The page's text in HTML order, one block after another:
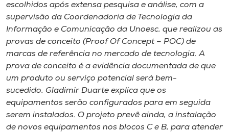
A+
A-
escolhidos após extensa pesquisa e análise, com a
supervisão da Coordenadoria de Tecnologia da
Informação e Comunicação da Unoesc, que realizou as
provas de conceito (Proof Of Concept– POC) de
marcas de referência no mercado de tecnologia. A
prova de conceito é a evidência documentada de que
um produto ou serviço potencial será bem-
sucedido. Gladimir Duarte explica que os
equipamentos serão configurados para em seguida
serem instalados. O projeto prevê ainda, a instalação
de novos equipamentos nos blocos C e B, para atender